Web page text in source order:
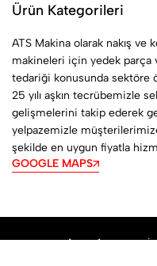
Ürün Kategorileri
ATS Makina olarak nakış ve
makineleri için yedek parça
tedariği konusunda sektöre
25 yılı aşkın tecrübemizle
gelişmelerini takip ederek
yelpazemizle
şekilde en uygun fiyatla
GOOGLE MAPS
© [2026]